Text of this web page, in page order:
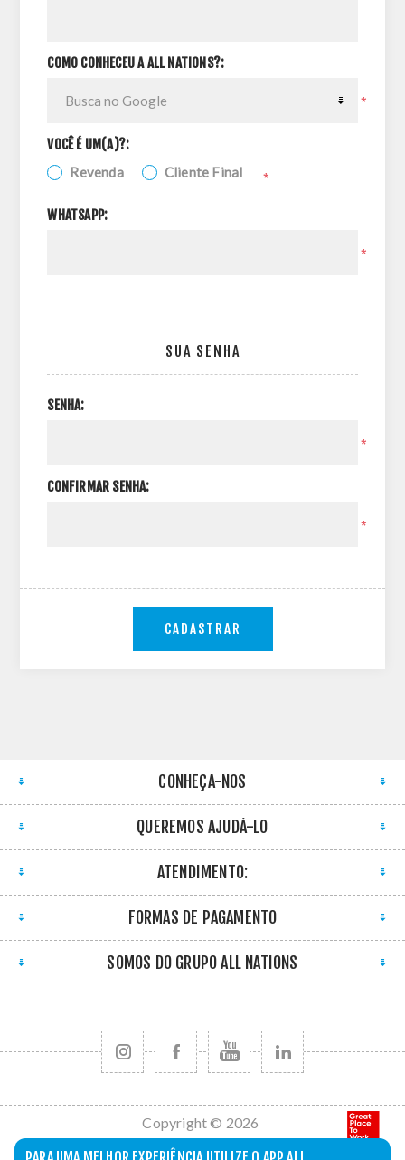
COMO CONHECEU A ALL NATIONS?:
*
VOCÊ É UM(A)?:
Revenda Cliente Final *
WHATSAPP:
*
SUA SENHA
SENHA:
*
CONFIRMAR SENHA:
*
CADASTRAR
CONHEÇA-NOS
QUEREMOS AJUDÁ-LO
ATENDIMENTO:
FORMAS DE PAGAMENTO
SOMOS DO GRUPO ALL NATIONS
Copyright © 2026
All Nations. Todos